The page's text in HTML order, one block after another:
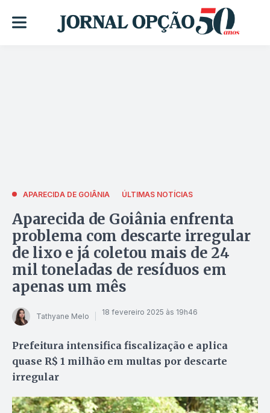
APARECIDA DE GOIÂNIA ÚLTIMAS NOTÍCIAS
Aparecida de Goiânia enfrenta
problema com descarte irregular
de lixo e já coletou mais de 24
mil toneladas de resíduos em
apenas um mês
Tathyane Melo 18 fevereiro 2025 às 19h46
Prefeitura intensifica fiscalização e aplica
quase R$ 1 milhão em multas por descarte
irregular